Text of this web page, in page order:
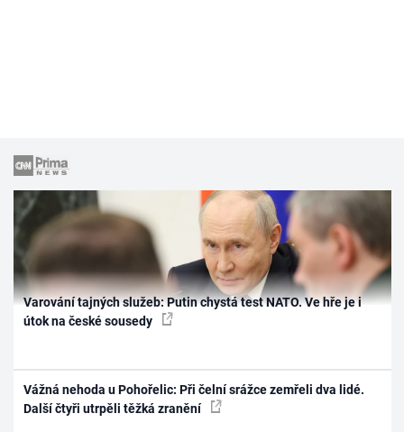
Varování tajných služeb: Putin chystá test NATO. Ve hře je i
útok na české sousedy
Vážná nehoda u Pohořelic: Při čelní srážce zemřeli dva lidé.
Další čtyři utrpěli těžká zranění